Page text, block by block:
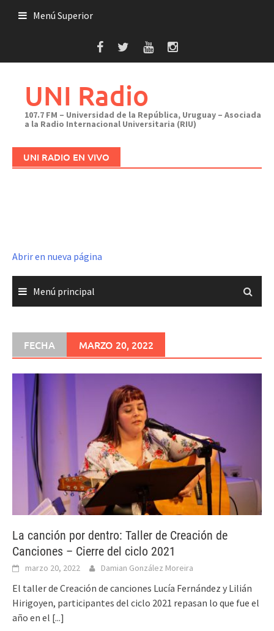
Menú Superior
UNI Radio
107.7 FM – Universidad de la República, Uruguay – Asociada
a la Radio Internacional Universitaria (RIU)
UNI RADIO EN VIVO
Abrir en nueva página
Menú principal
FECHA MARZO 20, 2022
La canción por dentro: Taller de Creación de
Canciones – Cierre del ciclo 2021
marzo 20, 2022 Damian González Moreira
El taller de Creación de canciones Lucía Fernández y Lilián
Hirigoyen, participantes del ciclo 2021 repasan lo que fue el
año en el [...]